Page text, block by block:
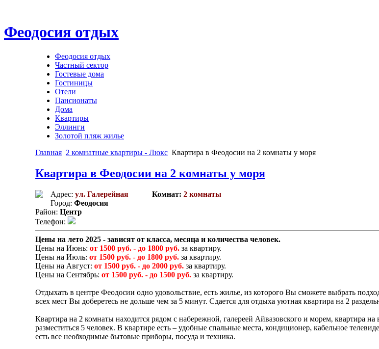
Феодосия отдых
Феодосия отдых
Частный сектор
Гостевые дома
Гостиницы
Отели
Пансионаты
Дома
Квартиры
Эллинги
Золотой пляж жилье
Главная 2 комнатные квартиры - Люкс Квартира в Феодосии на 2 комнаты у моря
Квартира в Феодосии на 2 комнаты у моря
Адрес: ул. Галерейная Комнат: 2 комнаты
Город: Феодосия
Район: Центр
Телефон:
Цены на лето 2025 - зависят от класса, месяца и количества человек.
Цены на Июнь: от 1500 руб. - до 1800 руб. за квартиру.
Цены на Июль: от 1500 руб. - до 1800 руб. за квартиру.
Цены на Август: от 1500 руб. - до 2000 руб. за квартиру.
Цены на Сентябрь: от 1500 руб. - до 1500 руб. за квартиру.
Отдыхать в центре Феодосии одно удовольствие, есть жилье, из которого Вы сможете выбрать
всех мест Вы доберетесь не дольше чем за 5 минут. Сдается для отдыха уютная квартира на 2
Квартира на 2 комнаты находится рядом с набережной, галереей Айвазовского и морем, квартира на
разместиться 5 человек. В квартире есть – удобные спальные места, кондиционер, кабельное
есть все необходимые бытовые приборы, посуда и техника.